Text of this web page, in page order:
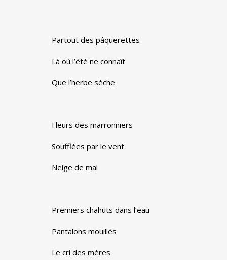
Partout des pâquerettes
Là où l’été ne connaît
Que l’herbe sèche
Fleurs des marronniers
Soufflées par le vent
Neige de mai
Premiers chahuts dans l’eau
Pantalons mouillés
Le cri des mères